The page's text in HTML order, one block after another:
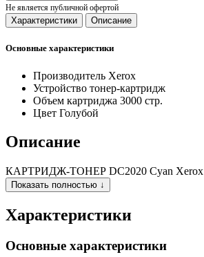
Не является публичной офертой
Характеристики Описание
Основные характеристики
Производитель Xerox
Устройство тонер-картридж
Объем картриджа 3000 стр.
Цвет Голубой
Описание
КАРТРИДЖ-ТОНЕР DC2020 Cyan Xerox
Показать полностью ↓
Характеристики
Основные характеристики